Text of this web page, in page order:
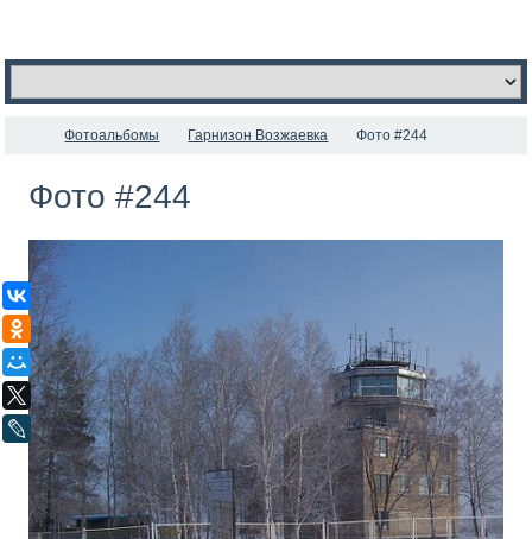
ВКонтакте
Одноклассники
Мой Мир
X
LiveJournal
Фотоальбомы Гарнизон Возжаевка Фото #244
Фото #244